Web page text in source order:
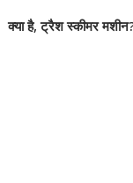
क्या है, ट्रैश स्कीमर